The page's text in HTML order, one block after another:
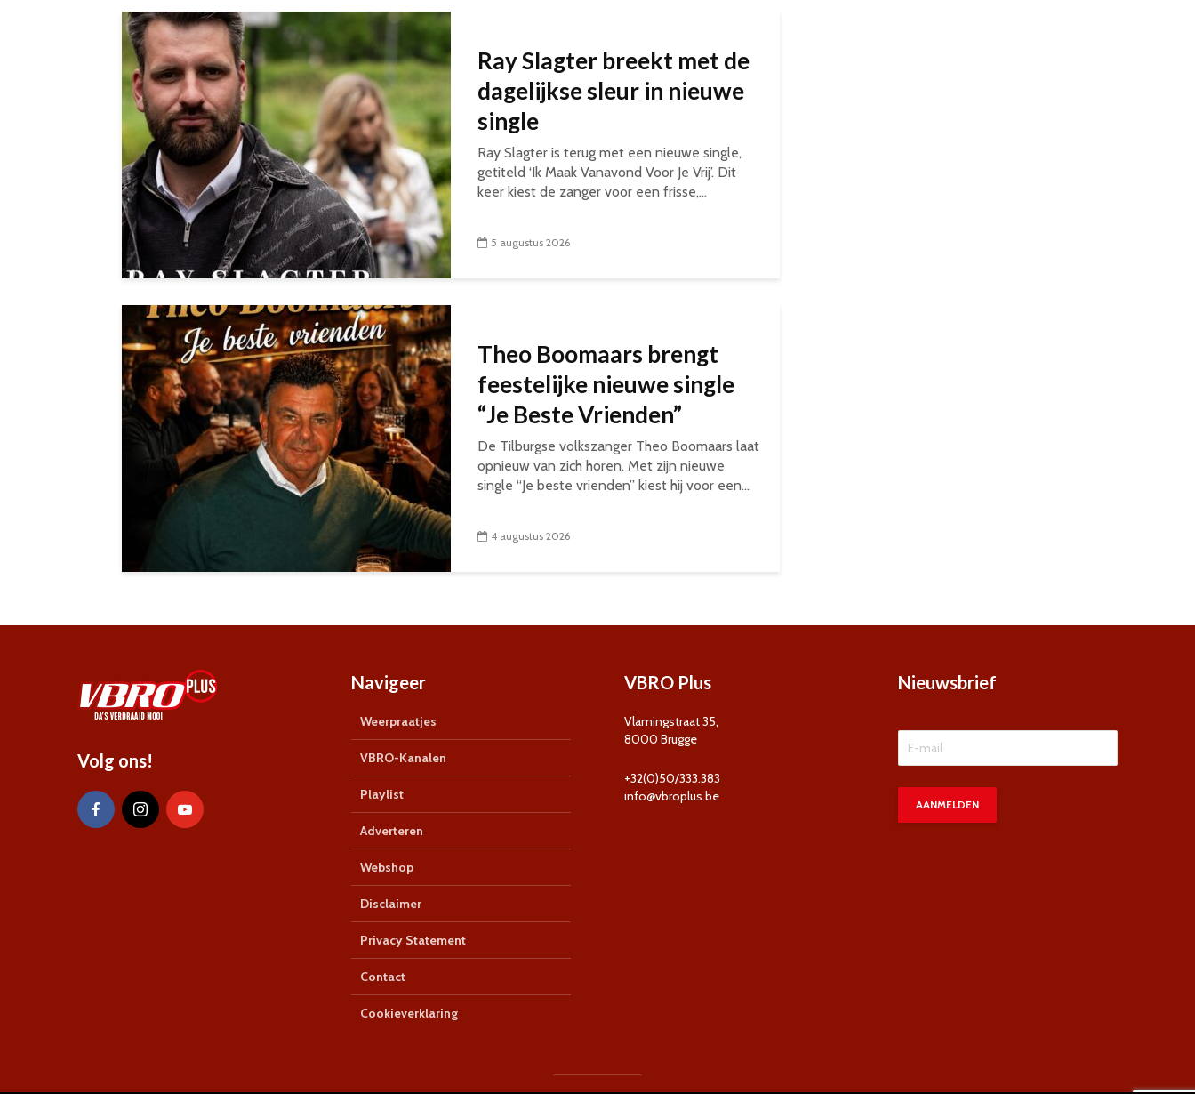
Ray Slagter breekt met de
dagelijkse sleur in nieuwe
single
Ray Slagter is terug met een nieuwe single,
getiteld ‘Ik Maak Vanavond Voor Je Vrij’. Dit
keer kiest de zanger voor een frisse,...
5 augustus 2026
Theo Boomaars brengt
feestelijke nieuwe single
“Je Beste Vrienden”
De Tilburgse volkszanger Theo Boomaars laat
opnieuw van zich horen. Met zijn nieuwe
single “Je beste vrienden” kiest hij voor een...
4 augustus 2026
Volg ons!
Navigeer
Weerpraatjes
VBRO-Kanalen
Playlist
Adverteren
Webshop
Disclaimer
Privacy Statement
Contact
Cookieverklaring
VBRO Plus
Vlamingstraat 35,
8000 Brugge
+32(0)50/333.383
info@vbroplus.be
Nieuwsbrief